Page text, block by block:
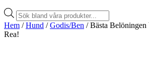
Products
search
Hem /Hund /Godis/Ben / Bästa Belöningen
Rea!